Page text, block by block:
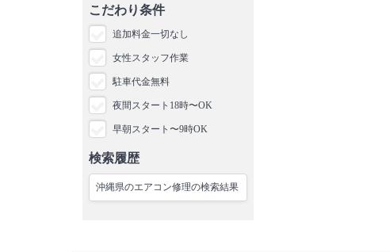
こだわり条件
追加料金一切なし
女性スタッフ作業
駐車代金無料
夜間スタート18時〜OK
早朝スタート〜9時OK
検索履歴
沖縄県のエアコン修理の検索結果